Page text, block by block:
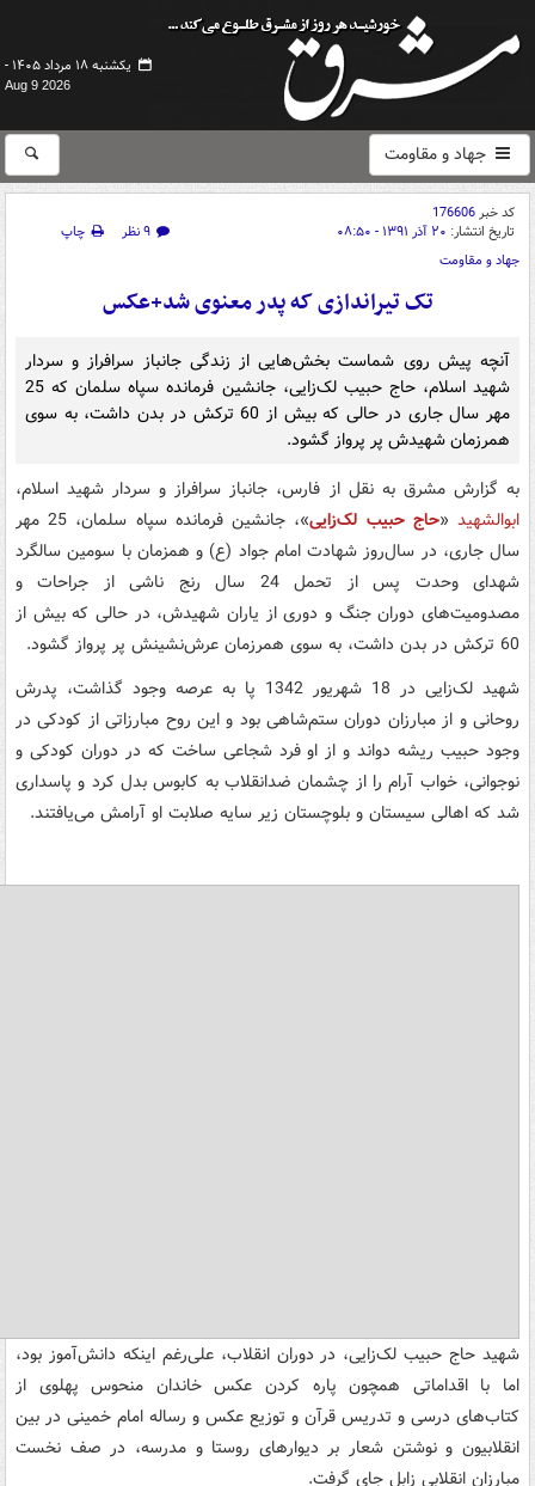
یکشنبه ۱۸ مرداد ۱۴۰۵ -
Aug 9 2026
جهاد و مقاومت
کد خبر176606
تاریخ انتشار: ۲۰ آذر ۱۳۹۱ - ۰۸:۵۰ ۹ نظر
چاپ
جهاد و مقاومت
تک تیراندازی که پدر معنوی شد+عکس
آنچه پیش روی شماست بخش‌هایی از زندگی جانباز سرافراز و سردار
شهید اسلام، حاج حبیب لک‌زایی، جانشین فرمانده سپاه سلمان که 25
مهر سال جاری در حالی که بیش از 60 ترکش در بدن داشت،‌ به سوی
همرزمان شهیدش پر پرواز گشود.
به گزارش مشرق به نقل از فارس، جانباز سرافراز و سردار شهید اسلام،
ابوالشهید«حاج حبیب لک‌زایی
»، جانشین فرمانده سپاه سلمان، 25 مهر
سال جاری، در سال‌روز شهادت امام جواد (ع) و همزمان با سومین سالگرد
شهدای وحدت پس از تحمل 24 سال رنج ناشی از جراحات و
مصدومیت‌های دوران جنگ و دوری از یاران شهیدش، در حالی که بیش از
60 ترکش در بدن داشت،‌ به سوی همرزمان عرش‌نشینش پر پرواز گشود.
شهید لک‌زایی در 18 شهریور 1342 پا به عرصه وجود گذاشت، پدرش
روحانی و از مبارزان دوران ستم‌شاهی بود و این روح مبارزاتی از کودکی در
وجود حبیب ریشه دواند و از او فرد شجاعی ساخت که در دوران کودکی و
نوجوانی، خواب آرام را از چشمان ضدانقلاب به کابوس بدل کرد و پاسداری
شد که اهالی سیستان و بلوچستان زیر سایه صلابت او آرامش می‌یافتند.
شهید حاج حبیب لک‌زایی، در دوران انقلاب، علی‌رغم اینکه دانش‌آموز بود،
اما با اقداماتی همچون پاره کردن عکس خاندان منحوس پهلوی از
کتاب‌های درسی و تدریس قرآن و توزیع عکس و رساله امام خمینی در بین
انقلابیون و نوشتن شعار بر دیوارهای روستا و مدرسه، در صف نخست
مبارزان انقلابی زابل جای گرفت.